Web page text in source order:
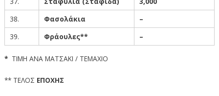
38.
Φασολάκια
–
39.
Φράουλες** –
*ΤΙΜΗ ΑΝΑ ΜΑΤΣΑΚΙ / TEMΑXIO
** ΤΕΛΟΣ ΕΠΟΧΗΣ